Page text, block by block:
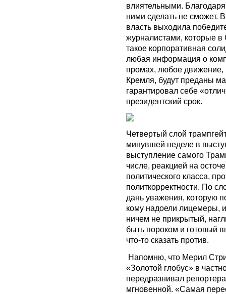
влиятельными.
ними сделать не сможет.
власть выходила
журналистами, которые в
такое корпоративная
любая информация о
промах, любое движение,
Кремля, будут преданы
гарантировал себе
президентский срок.
Четвертый слой
минувшей неделе в
выступление самого
числе, реакцией на
политического класса,
политкорректности. По
дань уважения, которую
кому надоели лицемеры,
ничем не прикрытый,
быть пороком и готовый
что-то сказать против.
Напомню, что Мерил
«Золотой глобус» в
передразнивал
мгновенной. «Самая